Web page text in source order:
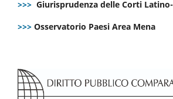
>>> Giurisprudenza delle Corti
>>> Osservatorio Paesi Area Mena